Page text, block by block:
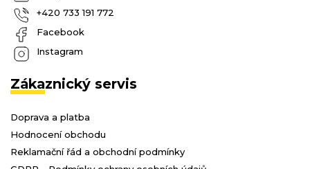
+420 733 191 772
Facebook
Instagram
Zákaznický servis
Doprava a platba
Hodnocení obchodu
Reklamační řád a obchodní podmínky